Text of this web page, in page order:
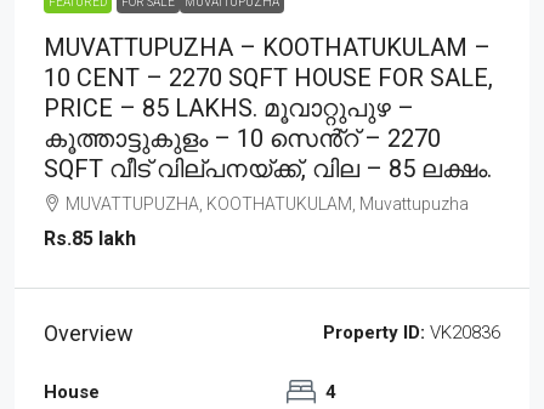
MUVATTUPUZHA – KOOTHATUKULAM –
10 CENT – 2270 SQFT HOUSE FOR SALE,
PRICE – 85 LAKHS. മൂവാറ്റുപുഴ –
കൂത്താട്ടുകുളം – 10 സെൻ്റ് – 2270
SQFT വീട് വില്പനയ്ക്ക്, വില – 85 ലക്ഷം.
MUVATTUPUZHA, KOOTHATUKULAM, Muvattupuzha
Rs.85 lakh
Overview Property ID: VK20836
House
4